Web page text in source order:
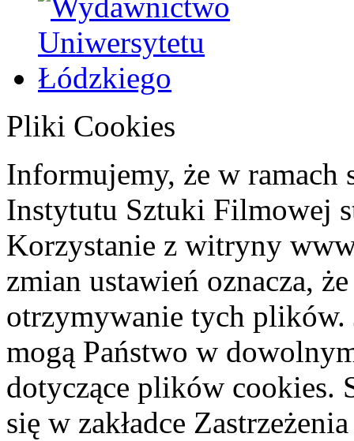
Pliki Cookies
Informujemy, że w ramach
Instytutu Sztuki Filmowej
Korzystanie z witryny
zmian ustawień oznacza,
otrzymywanie tych plików.
mogą Państwo w
dotyczące plików cookies.
się w zakładce